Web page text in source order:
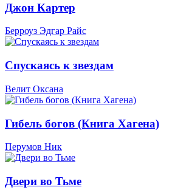
Джон Картер
Берроуз Эдгар Райс
Спускаясь к звездам
Велит Оксана
Гибель богов (Книга Хагена)
Перумов Ник
Двери во Тьме